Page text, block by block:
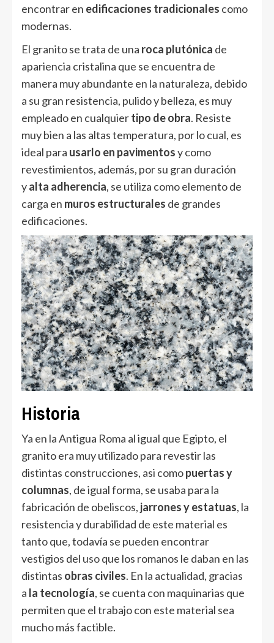
encontrar en edificaciones tradicionales como
modernas.
El granitose trata de una roca plutónica de
apariencia cristalina que se encuentra de
manera muy abundante en la naturaleza, debido
a su gran resistencia, pulido y belleza, es muy
empleado en cualquiertipo de obra. Resiste
muy bien a las altas temperatura, por lo cual, es
ideal para usarlo en pavimentosy como
revestimientos, además, por su gran duración
yalta adherencia, se utiliza como elemento de
carga en muros estructurales de grandes
edificaciones.
Historia
Ya en la Antigua Roma al igual que Egipto, el
granito era muy utilizado para revestir las
distintas construcciones, asi comopuertas y
columnas, de igual forma, se usaba para la
fabricación de obeliscos, jarrones y estatuas, la
resistencia y durabilidad de este material es
tanto que, todavía se pueden encontrar
vestigios del usoque los romanos le daban en las
distintas obras civiles. En la actualidad, gracias
a la tecnología, se cuenta con maquinarias que
permiten que el trabajo con este material sea
mucho más factible.